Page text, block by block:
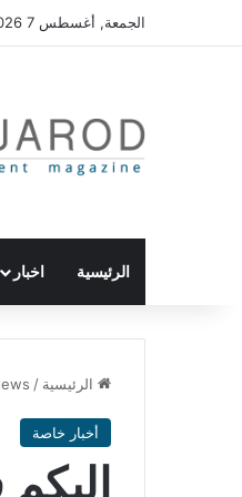
الجمعة, أغسطس 7 2026
الرئيسية اخبار
الرئيسية /
أخبار خاصة